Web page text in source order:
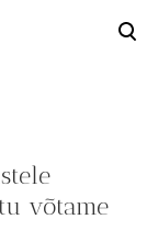
võtame